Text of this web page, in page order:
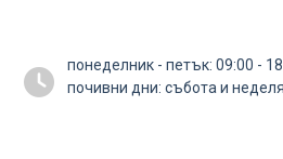
понеделник - петък: 09:00 -
почивни дни: събота и неделя